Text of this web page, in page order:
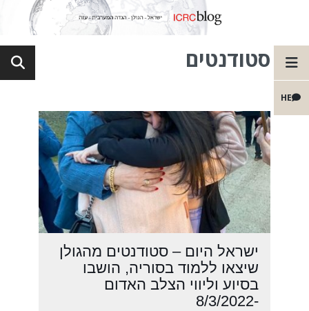
HE
סטודנטים
ישראל היום – סטודנטים מהגולן
שיצאו ללמוד בסוריה, הושבו
בסיוע וליווי הצלב האדום
-8/3/2022